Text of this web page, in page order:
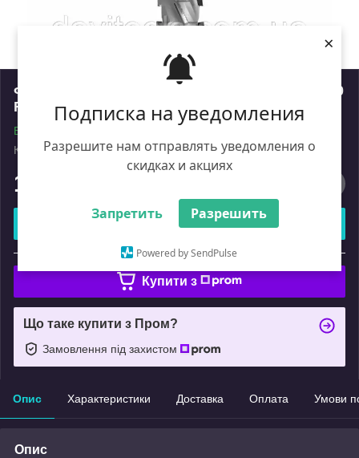
Подписка на уведомления
Разрешите нам отправлять уведомления о
скидках и акциях
Запретить Разрешить
Powered by SendPulse
×
Фреза DIA Z2+2 D=19,05 I= 35 L= 95 S=19,05x50
RH 10PCD+1HM H2,5 4спіралі корпус:STAL
В наявності
Код: DTN.19.035.19.5SR
Роздріб
18 150
Купити
або
Купити з
Що таке купити з Пром?
Замовлення під захистом
Опис Характеристики Доставка Оплата Умови
Опис